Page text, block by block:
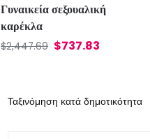
Γυναικεία σεξουαλική
καρέκλα
$2,447.69 $737.83